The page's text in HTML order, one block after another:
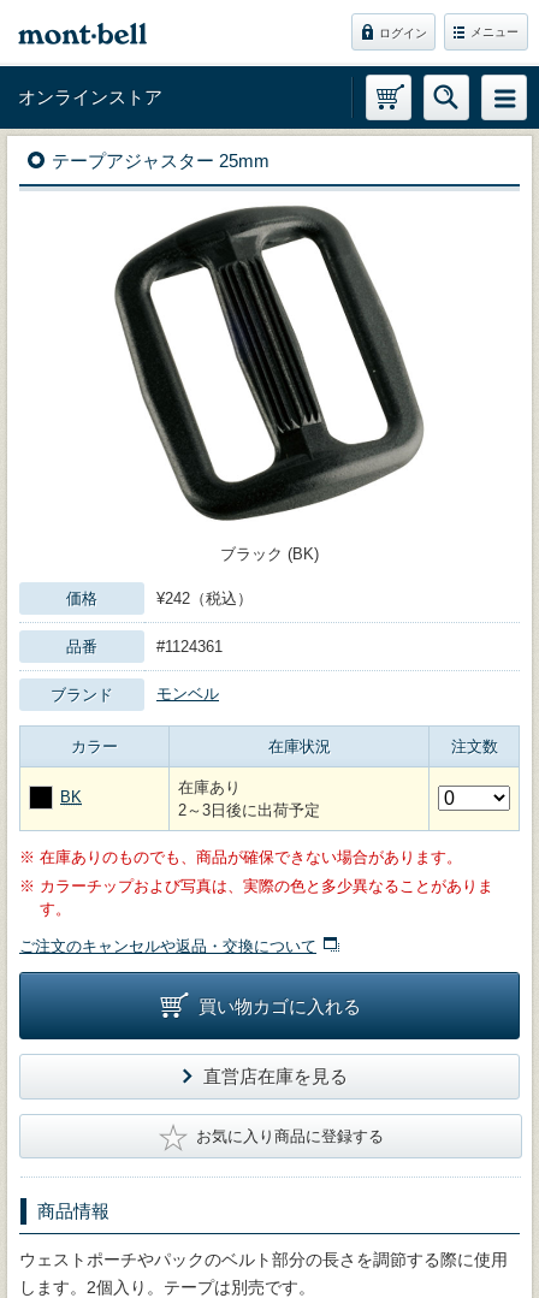
ログイン メニュー
オンラインストア
テープアジャスター 25mm
ブラック (BK)
価格 ¥242（税込）
品番 #1124361
ブランド モンベル
カラー 在庫状況 注文数
BK
在庫あり
2～3日後に出荷予定
※ 在庫ありのものでも、商品が確保できない場合があります。
※ カラーチップおよび写真は、実際の色と多少異なることがありま
す。
ご注文のキャンセルや返品・交換について
買い物カゴに入れる
直営店在庫を見る
★ お気に入り商品に登録する
商品情報
ウェストポーチやパックのベルト部分の長さを調節する際に使用
します。2個入り。テープは別売です。